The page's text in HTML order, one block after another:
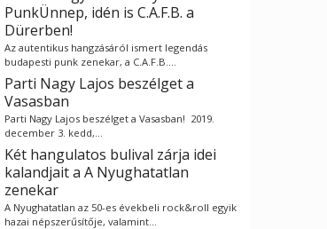
PunkÜnnep, idén is C.A.F.B. a
Dürerben!
Az autentikus hangzásáról ismert legendás
budapesti punk zenekar, a C.A.F.B.…
Parti Nagy Lajos beszélget a
Vasasban
Parti Nagy Lajos beszélget a Vasasban! 2019.
december 3. kedd,…
Két hangulatos bulival zárja idei
kalandjait a A Nyughatatlan
zenekar
A Nyughatatlan az 50-es évekbeli rock&roll egyik
hazai népszerűsítője, valamint…